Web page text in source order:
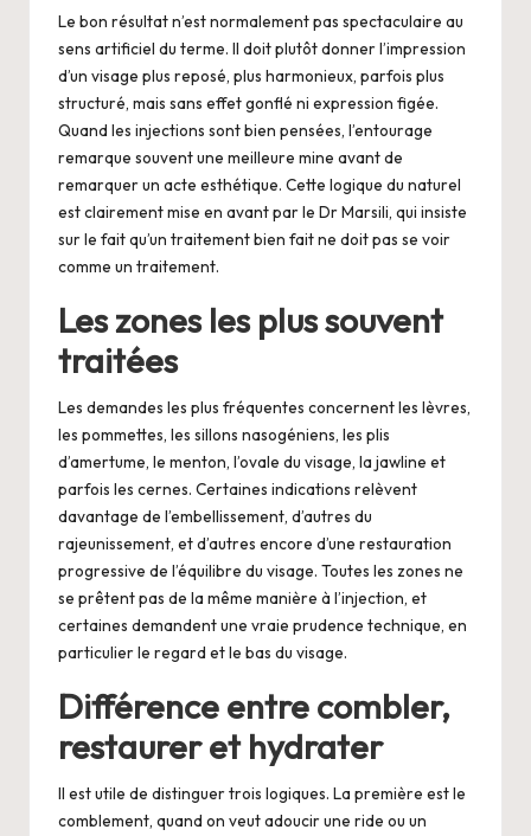
Le bon résultat n’est normalement pas spectaculaire au
sens artificiel du terme. Il doit plutôt donner l’impression
d’un visage plus reposé, plus harmonieux, parfois plus
structuré, mais sans effet gonflé ni expression figée.
Quand les injections sont bien pensées, l’entourage
remarque souvent une meilleure mine avant de
remarquer un acte esthétique. Cette logique du naturel
est clairement mise en avant par le Dr Marsili, qui insiste
sur le fait qu’un traitement bien fait ne doit pas se voir
comme un traitement.
Les zones les plus souvent
traitées
Les demandes les plus fréquentes concernent les lèvres,
les pommettes, les sillons nasogéniens, les plis
d’amertume, le menton, l’ovale du visage, la jawline et
parfois les cernes. Certaines indications relèvent
davantage de l’embellissement, d’autres du
rajeunissement, et d’autres encore d’une restauration
progressive de l’équilibre du visage. Toutes les zones ne
se prêtent pas de la même manière à l’injection, et
certaines demandent une vraie prudence technique, en
particulier le regard et le bas du visage.
Différence entre combler,
restaurer et hydrater
Il est utile de distinguer trois logiques. La première est le
comblement, quand on veut adoucir une ride ou un